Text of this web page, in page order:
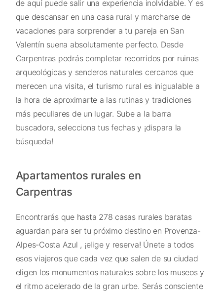
de aquí puede salir una experiencia inolvidable. Y es
que descansar en una casa rural y marcharse de
vacaciones para sorprender a tu pareja en San
Valentín suena absolutamente perfecto. Desde
Carpentras podrás completar recorridos por ruinas
arqueológicas y senderos naturales cercanos que
merecen una visita, el turismo rural es inigualable a
la hora de aproximarte a las rutinas y tradiciones
más peculiares de un lugar. Sube a la barra
buscadora, selecciona tus fechas y ¡dispara la
búsqueda!
Apartamentos rurales en
Carpentras
Encontrarás que hasta 278 casas rurales baratas
aguardan para ser tu próximo destino en Provenza-
Alpes-Costa Azul , ¡elige y reserva! Únete a todos
esos viajeros que cada vez que salen de su ciudad
eligen los monumentos naturales sobre los museos y
el ritmo acelerado de la gran urbe. Serás consciente